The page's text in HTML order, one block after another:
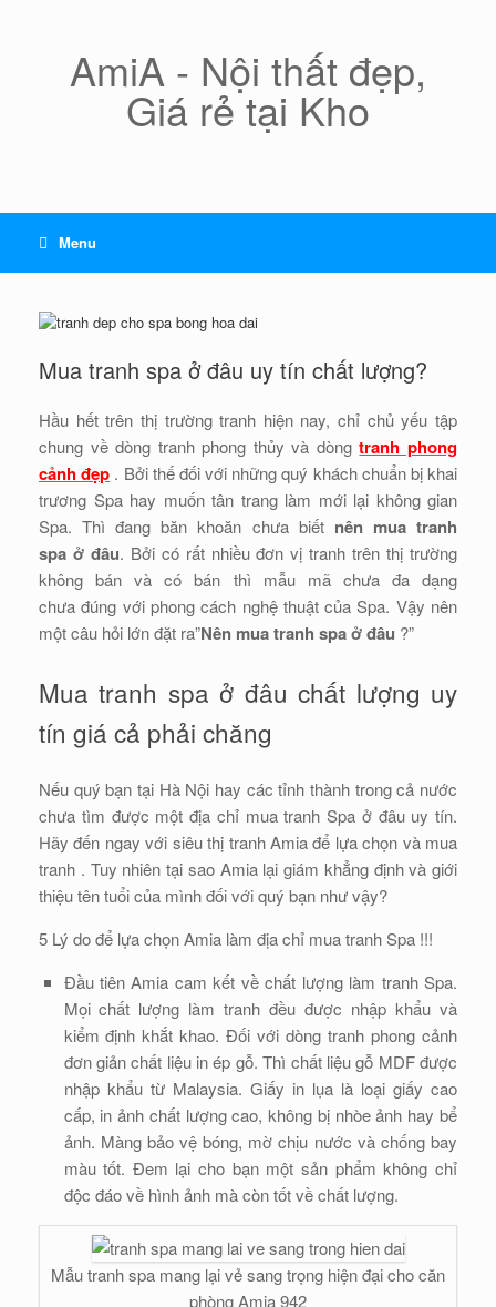
AmiA - Nội thất đẹp,
Giá rẻ tại Kho
Menu
Mua tranh spa ở đâu uy tín chất lượng?
Hầu hết trên thị trường tranh hiện nay, chỉ chủ yếu tập
chung về dòng tranh phong thủy và dòngtranh phong
cảnh đẹp . Bởi thế đối với những quý khách chuẩn bị khai
trương Spa hay muốn tân trang làm mới lại không gian
Spa. Thì đang băn khoăn chưa biết nên mua tranh
spa ở đâu. Bởi có rất nhiều đơn vị tranh trên thị trường
không bán và có bán thì mẫu mã chưa đa dạng
chưa đúng với phong cách nghệ thuật của Spa. Vậy nên
một câu hỏi lớn đặt ra”Nên mua tranh spa ở đâu ?”
Mua tranh spa ở đâu chất lượng uy
tín giá cả phải chăng
Nếu quý bạn tại Hà Nội hay các tỉnh thành trong cả nước
chưa tìm được một địa chỉ mua tranh Spa ở đâu uy tín.
Hãy đến ngay với siêu thị tranh Amia để lựa chọn và mua
tranh . Tuy nhiên tại sao Amia lại giám khẳng định và giới
thiệu tên tuổi của mình đối với quý bạn như vậy?
5 Lý do để lựa chọn Amia làm địa chỉ mua tranh Spa !!!
Đầu tiên Amia cam kết về chất lượng làm tranh Spa.
Mọi chất lượng làm tranh đều được nhập khẩu và
kiểm định khắt khao. Đối với dòng tranh phong cảnh
đơn giản chất liệu in ép gỗ. Thì chất liệu gỗ MDF được
nhập khẩu từ Malaysia. Giấy in lụa là loại giấy cao
cấp, in ảnh chất lượng cao, không bị nhòe ảnh hay bể
ảnh. Màng bảo vệ bóng, mờ chịu nước và chống bay
màu tốt. Đem lại cho bạn một sản phẩm không chỉ
độc đáo về hình ảnh mà còn tốt về chất lượng.
Mẫu tranh spa mang lại vẻ sang trọng hiện đại cho căn
phòng Amia 942